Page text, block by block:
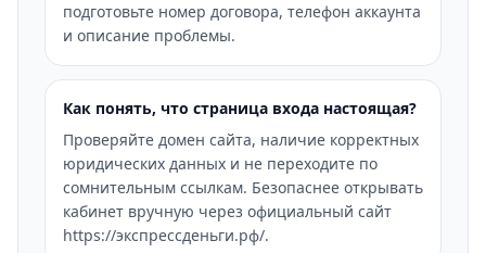
подготовьте номер договора, телефон аккаунта
и описание проблемы.
Как понять, что страница входа настоящая?
Проверяйте домен сайта, наличие корректных
юридических данных и не переходите по
сомнительным ссылкам. Безопаснее открывать
кабинет вручную через официальный сайт
https://экспрессденьги.рф/.